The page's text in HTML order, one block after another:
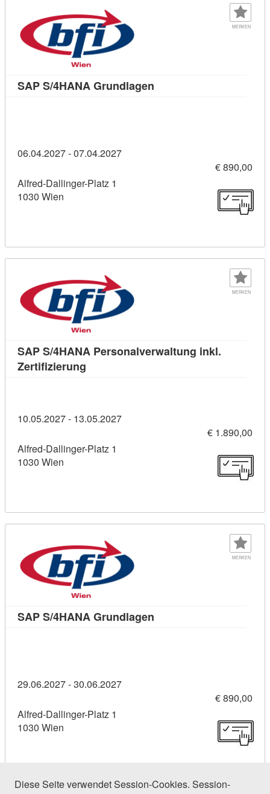
MERKEN
SAP S/4HANA Grundlagen
06.04.2027 - 07.04.2027
€ 890,00
Alfred-Dallinger-Platz 1
1030 Wien
MERKEN
SAP S/4HANA Personalverwaltung inkl.
Zertifizierung
10.05.2027 - 13.05.2027
€ 1.890,00
Alfred-Dallinger-Platz 1
1030 Wien
MERKEN
SAP S/4HANA Grundlagen
29.06.2027 - 30.06.2027
€ 890,00
Alfred-Dallinger-Platz 1
1030 Wien
Diese Seite verwendet Session-Cookies. Session-